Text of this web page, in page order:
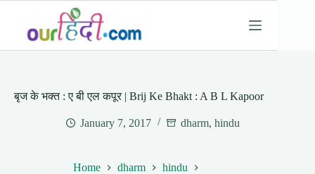
content
बृज के भक्त : ए बी एल कपूर | Brij Ke Bhakt : A B L Kapoor
January 7, 2017 dharm, hindu
Home dharm
hindu